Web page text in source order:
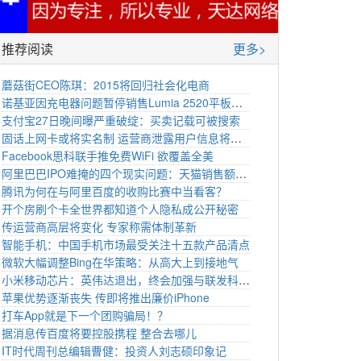
推荐阅读 更多>
蘑菇街CEO陈琪：2015将回归社会化电商
诺基亚因充电器问题暂停销售Lumia 2520平板电脑
支付宝27日晚间曝严重破绽：买卖记载可被搜索
固话上网卡或将实名制 运营商泄露用户信息将被罚
Facebook思科联手推免费WiFi 欲覆盖全美
阿里巴巴IPO难掩的四个现实问题：天猫销售额成谜、淘宝拖后腿、营收迅猛其他不行和投资者未必买账
腾讯为何在与阿里百度的收购比赛中当看客？
开个房刷个卡全世界都知道个人隐私成公开秘密
传运营商高层将变化 专家称需体制革新
智能手机：中国手机市场最受关注十五款产品清点
微软大幅调整Bing在华策略：从高大上到接地气
小米移动芯片：英伟达退出，终会加强与联发科合作
苹果优势逐渐丧失 传即将推出廉价iPhone
打车App就是下一个团购骗局！？
据消息传百度将要控股携程 整合去哪儿
IT时代周刊总编辑曹健：投资人刘志硕印象记